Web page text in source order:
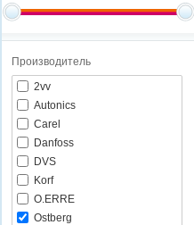
Производитель
2vv
Autonics
Carel
Danfoss
DVS
Korf
O.ERRE
Ostberg